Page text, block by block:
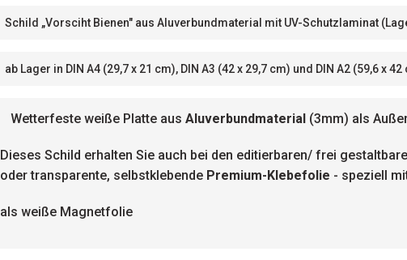
Schild „Vorsciht Bienen" aus Aluverbundmaterial mit UV-Schutzlaminat
ab Lager in DIN A4 (29,7 x 21 cm), DIN A3 (42 x 29,7 cm) und DIN A2 (59,6 x 42
Wetterfeste weiße Platte aus Aluverbundmaterial (3mm) als
Dieses Schild erhalten Sie auch bei den editierbaren/ frei
oder transparente, selbstklebende Premium-Klebefolie - speziell
als weiße Magnetfolie